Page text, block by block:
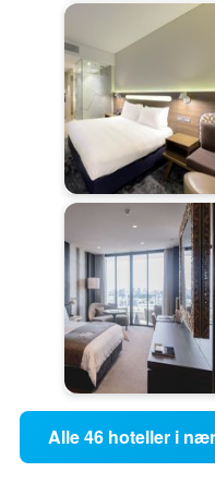
Alle 46 hoteller i